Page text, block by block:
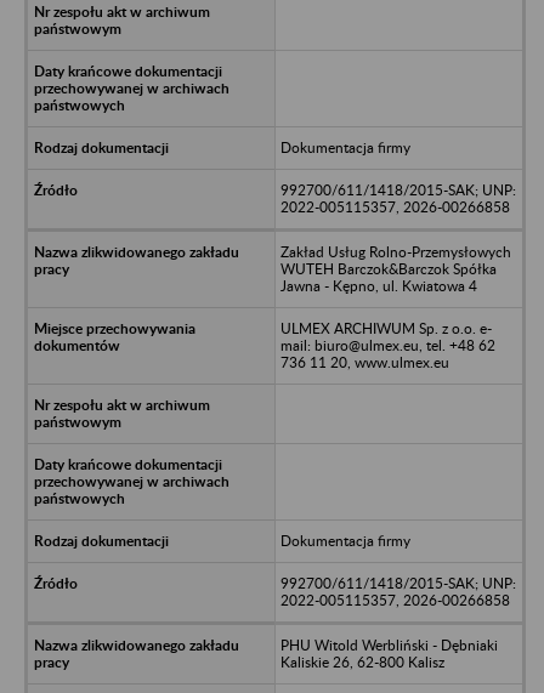
Dokumentacja firmy
992700/611/1418/2015-SAK; UNP:
2022-005115357, 2026-00266858
Zakład Usług Rolno-Przemysłowych
WUTEH Barczok&Barczok Spółka
Jawna - Kępno, ul. Kwiatowa 4
ULMEX ARCHIWUM Sp. z o.o. e-
mail: biuro@ulmex.eu, tel. +48 62
736 11 20, www.ulmex.eu
Dokumentacja firmy
992700/611/1418/2015-SAK; UNP:
2022-005115357, 2026-00266858
PHU Witold Werbliński - Dębniaki
Kaliskie 26, 62-800 Kalisz